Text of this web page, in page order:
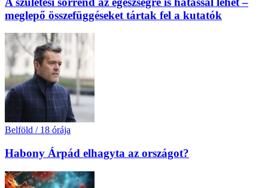
meglepő összefüggéseket tártak fel a kutatók
Belföld / 18 órája
Habony Árpád elhagyta az országot?